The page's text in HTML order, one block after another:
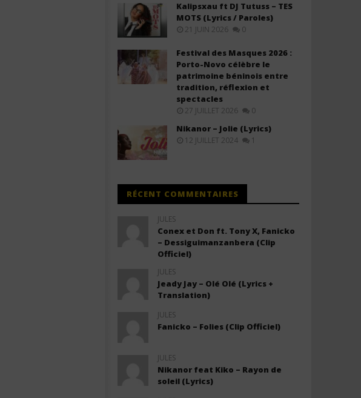
Kalipsxau ft DJ Tutuss – TES
MOTS (Lyrics / Paroles)
21 JUIN 2026 0
Festival des Masques 2026 :
Porto-Novo célèbre le
patrimoine béninois entre
tradition, réflexion et
spectacles
27 JUILLET 2026 0
Nikanor – Jolie (Lyrics)
12 JUILLET 2024 1
RÉCENT COMMENTAIRES
JULES
Conex et Don ft. Tony X, Fanicko
– Dessiguimanzanbera (Clip
Officiel)
JULES
Jeady Jay – Olé Olé (Lyrics +
Translation)
JULES
Fanicko – Folies (Clip Officiel)
JULES
Nikanor feat Kiko – Rayon de
soleil (Lyrics)